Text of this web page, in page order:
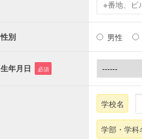
性別 男性
生年月日 必須
学校名
学部・学科